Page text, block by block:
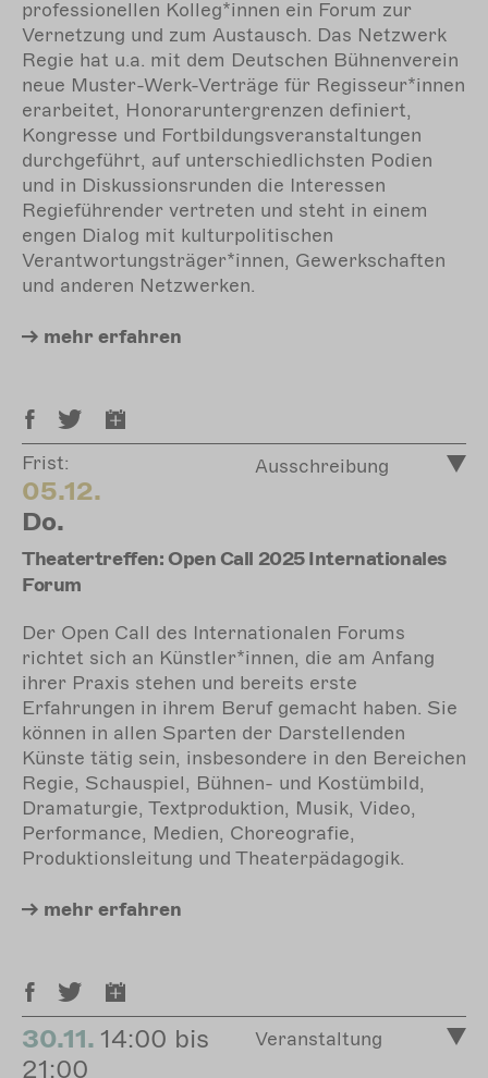
professionellen Kolleg*innen ein Forum zur
Vernetzung und zum Austausch. Das Netzwerk
Regie hat u.a. mit dem Deutschen Bühnenverein
neue Muster-Werk-Verträge für Regisseur*innen
erarbeitet, Honoraruntergrenzen definiert,
Kongresse und Fortbildungsveranstaltungen
durchgeführt, auf unterschiedlichsten Podien
und in Diskussionsrunden die Interessen
Regieführender vertreten und steht in einem
engen Dialog mit kulturpolitischen
Verantwortungsträger*innen, Gewerkschaften
und anderen Netzwerken.
mehr erfahren
Frist:
05.12.
Do.
Ausschreibung
Theatertreffen: Open Call 2025 Internationales
Forum
Der Open Call des Internationalen Forums
richtet sich an Künstler*innen, die am Anfang
ihrer Praxis stehen und bereits erste
Erfahrungen in ihrem Beruf gemacht haben. Sie
können in allen Sparten der Darstellenden
Künste tätig sein, insbesondere in den Bereichen
Regie, Schauspiel, Bühnen- und Kostümbild,
Dramaturgie, Textproduktion, Musik, Video,
Performance, Medien, Choreograﬁe,
Produktionsleitung und Theaterpädagogik.
mehr erfahren
30.11. 14:00 bis
21:00
Veranstaltung